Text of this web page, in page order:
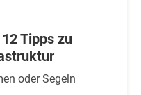
Tipps zu
oder Segeln